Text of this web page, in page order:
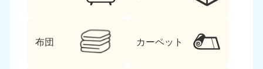
布団 カーペット